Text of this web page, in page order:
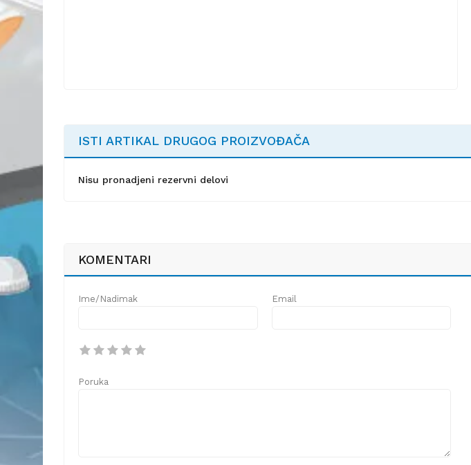
ISTI ARTIKAL DRUGOG PROIZVOĐAČA
Nisu pronadjeni rezervni delovi
KOMENTARI
Ime/Nadimak Email
Poruka